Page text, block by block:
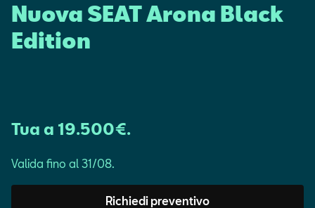
Service
Configuratore
Nuova SEAT Arona Black
Edition
Tua a 19.500€.
Valida fino al 31/08.
Richiedi preventivo